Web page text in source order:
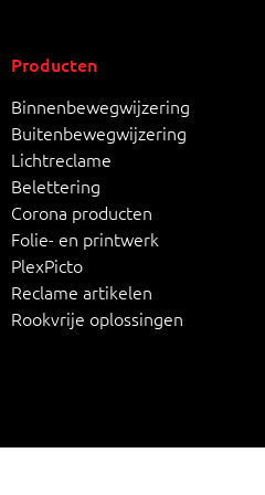
Producten
Binnenbewegwijzering
Buitenbewegwijzering
Lichtreclame
Belettering
Corona producten
Folie- en printwerk
PlexPicto
Reclame artikelen
Rookvrije oplossingen